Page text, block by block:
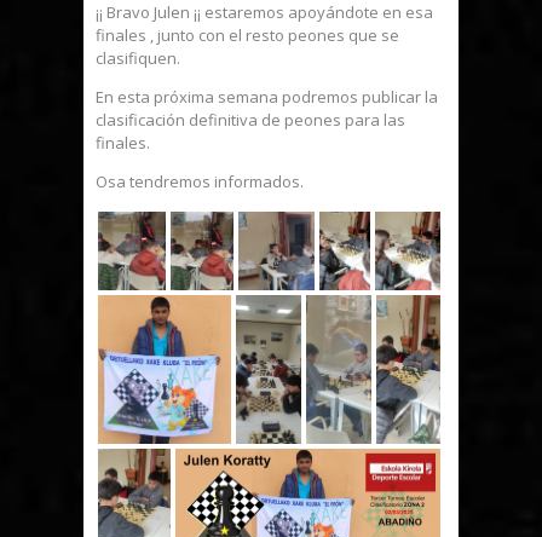
¡¡ Bravo Julen ¡¡ estaremos apoyándote en esa
finales , junto con el resto peones que se
clasifiquen.
En esta próxima semana podremos publicar la
clasificación definitiva de peones para las
finales.
Osa tendremos informados.